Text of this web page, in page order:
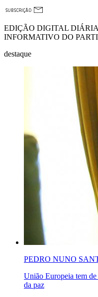
EDIÇÃO DIGITAL
INFORMATIVO DO
destaque
PEDRO NUNO
União Europeia tem de
da paz